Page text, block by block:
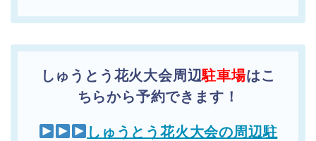
しゅうとう花火大会周辺駐車場はこ
ちらから予約できます！
しゅうとう花火大会の周辺駐